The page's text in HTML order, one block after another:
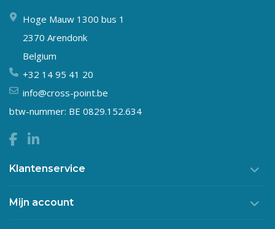
Hoge Mauw 1300 bus 1
2370 Arendonk
Belgium
+32 14 95 41 20
info@cross-point.be
btw-nummer: BE 0829.152.634
Klantenservice
Mijn account